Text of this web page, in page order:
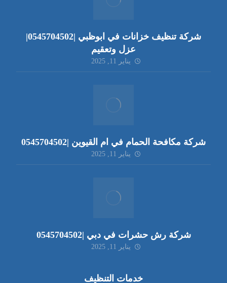
شركة تنظيف خزانات في ابوظبي |0545704502|
عزل وتعقيم
يناير 11, 2025
شركة مكافحة الحمام في ام القيوين |0545704502
يناير 11, 2025
شركة رش حشرات في دبي |0545704502
يناير 11, 2025
خدمات التنظيف